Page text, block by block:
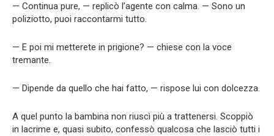
— Continua pure, — replicò l’agente con calma. — Sono un
poliziotto, puoi raccontarmi tutto.
— E poi mi metterete in prigione? — chiese con la voce
tremante.
— Dipende da quello che hai fatto, — rispose lui con dolcezza.
A quel punto la bambina non riuscì più a trattenersi. Scoppiò
in lacrime e, quasi subito, confessò qualcosa che lasciò tutti i